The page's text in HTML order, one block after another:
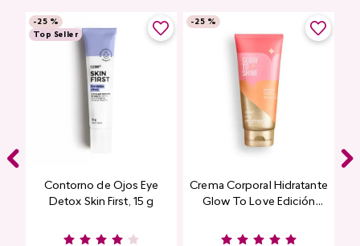
-25 %
Top Seller
Contorno de Ojos Eye
Detox Skin First, 15 g
-25 %
Crema Corporal Hidratante
Glow To Love Edición